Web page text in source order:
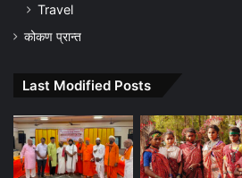
Travel
कोकण प्रान्त
Last Modified Posts